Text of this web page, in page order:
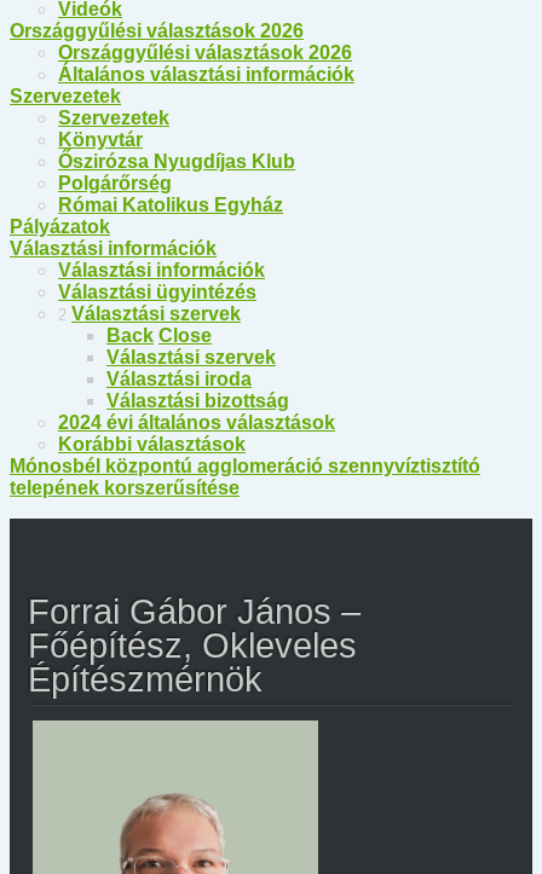
Videók
Országgyűlési választások 2026
Országgyűlési választások 2026
Általános választási információk
Szervezetek
Szervezetek
Könyvtár
Őszirózsa Nyugdíjas Klub
Polgárőrség
Római Katolikus Egyház
Pályázatok
Választási információk
Választási információk
Választási ügyintézés
2 Választási szervek
Back Close
Választási szervek
Választási iroda
Választási bizottság
2024 évi általános választások
Korábbi választások
Mónosbél központú agglomeráció szennyvíztisztító
telepének korszerűsítése
Forrai Gábor János –
Főépítész, Okleveles
Építészmérnök